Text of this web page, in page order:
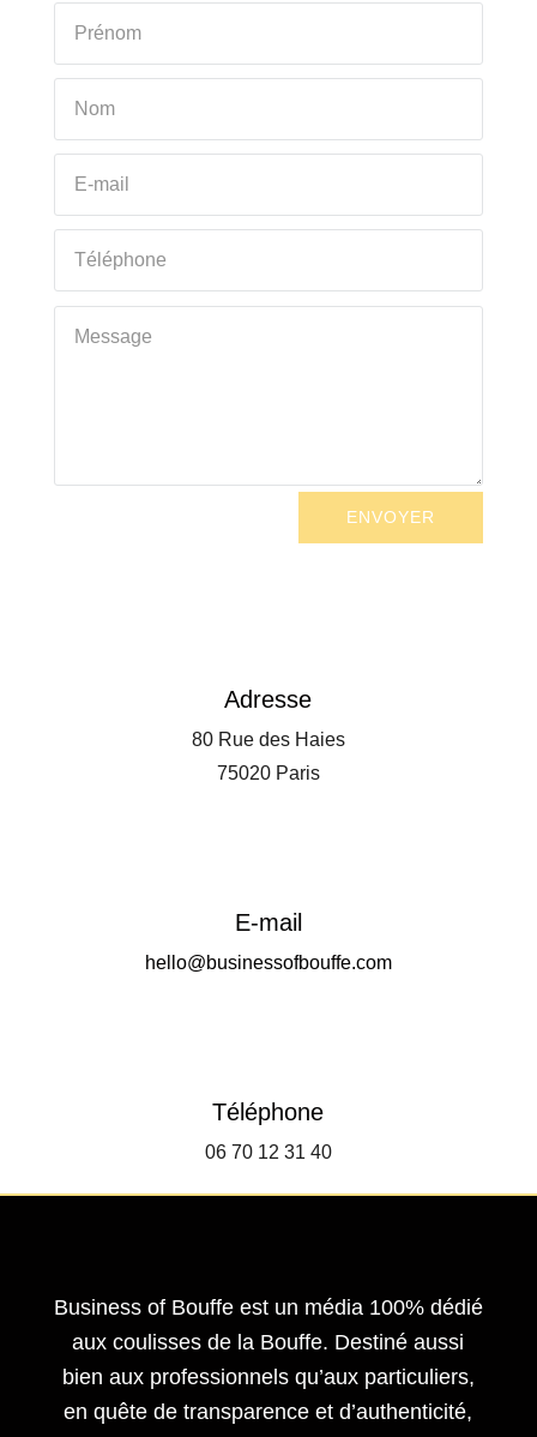
ENVOYER
Adresse
80 Rue des Haies
75020 Paris
E-mail
hello@businessofbouffe.com
Téléphone
06 70 12 31 40
Business of Bouffe est un média 100% dédié
aux coulisses de la Bouffe. Destiné aussi
bien aux professionnels qu’aux particuliers,
en quête de transparence et d’authenticité,